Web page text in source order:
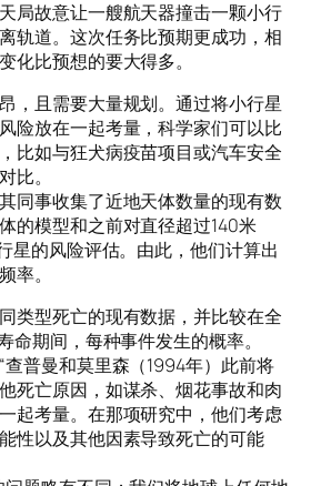
局故意让一艘航天器撞击一颗小行
轨道。这次任务比预期更成功，相
化比预想的要大得多。
，且需要大量规划。通过将小行星
险放在一起考量，科学家们可以比
比如与狂犬病疫苗项目或汽车安全
比。
同事收集了近地天体数量的现有数
的模型和之前对直径超过140米
星的风险评估。由此，他们计算出
率。
类型死亡的现有数据，并比较在全
命期间，每种事件发生的概率。
查普曼和莫里森（1994年）此前将
死亡原因，如谋杀、烟花事故和肉
起考量。在那项研究中，他们考虑
性以及其他因素导致死亡的可能